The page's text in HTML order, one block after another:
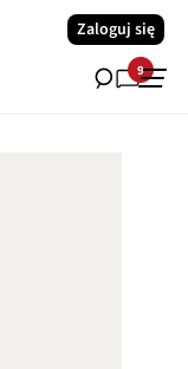
Zaloguj się
9